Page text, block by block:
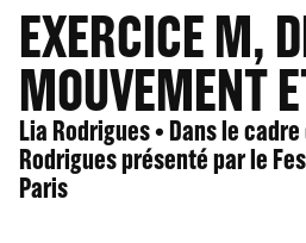
EXERCICE M,
MOUVEMENT
Lia Rodrigues • Dans le
Rodrigues présenté par le
Paris